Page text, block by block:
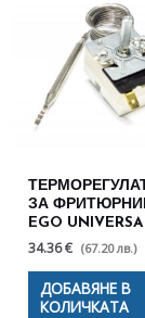
ЗА
EGO
34.36 € (67.20 лв.)
ДОБАВЯНЕ В
КОЛИЧКАТА